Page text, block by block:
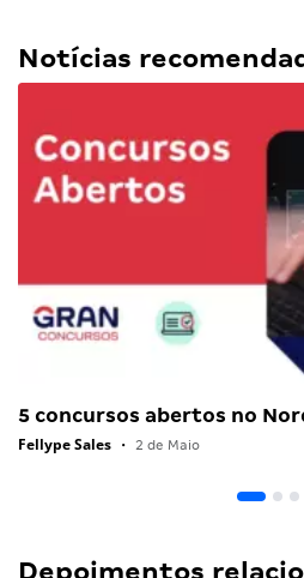
Notícias
5 concursos abertos no
Fellype Sales • 2 de Maio
Depoimentos